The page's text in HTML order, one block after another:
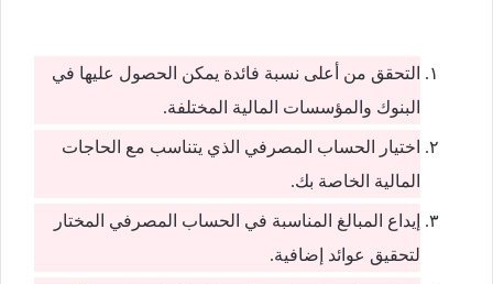
التحقق من أعلى نسبة فائدة يمكن الحصول عليها في
البنوك والمؤسسات المالية المختلفة.
اختيار الحساب المصرفي الذي يتناسب مع الحاجات
المالية الخاصة بك.
إيداع المبالغ المناسبة في الحساب المصرفي المختار
لتحقيق عوائد إضافية.